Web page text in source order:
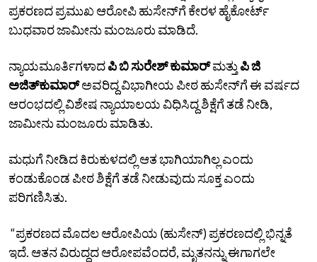
ಪ್ರಕರಣದ ಪ್ರಮುಖ ಆರೋಪಿ ಹುಸೇನ್‌ಗೆ ಕೇರಳ ಹೈಕೋರ್ಟ್
ಬುಧವಾರ ಜಾಮೀನು ಮಂಜೂರು ಮಾಡಿದೆ.
ನ್ಯಾಯಮೂರ್ತಿಗಳಾದಪಿ ಬಿ ಸುರೇಶ್ ಕುಮಾರ್ಮತ್ತು ಪಿ ಜಿ
ಅಜಿತ್‌ಕುಮಾರ್ಅವರಿದ್ದ ವಿಭಾಗೀಯ ಪೀಠ ಹುಸೇನ್‌ಗೆ ಈ ವರ್ಷದ
ಆರಂಭದಲ್ಲಿ ವಿಶೇಷ ನ್ಯಾಯಾಲಯ ವಿಧಿಸಿದ್ದ ಶಿಕ್ಷೆಗೆ ತಡೆ ನೀಡಿ,
ಜಾಮೀನು ಮಂಜೂರು ಮಾಡಿತು.
ಮಧುಗೆ ನೀಡಿದ ಕಿರುಕುಳದಲ್ಲಿ ಆತ ಭಾಗಿಯಾಗಿಲ್ಲ ಎಂದು
ಕಂಡುಕೊಂಡ ಪೀಠ ಶಿಕ್ಷೆಗೆ ತಡೆ ನೀಡುವುದು ಸೂಕ್ತ ಎಂದು
ಪರಿಗಣಿಸಿತು.
“ಪ್ರಕರಣದ ಮೊದಲ ಆರೋಪಿಯ (ಹುಸೇನ್‌) ಪ್ರಕರಣದಲ್ಲಿ ಭಿನ್ನತೆ
ಇದೆ. ಆತನ ವಿರುದ್ಧದ ಆರೋಪವೆಂದರೆ, ಮೃತನನ್ನು ಈಗಾಗಲೇ